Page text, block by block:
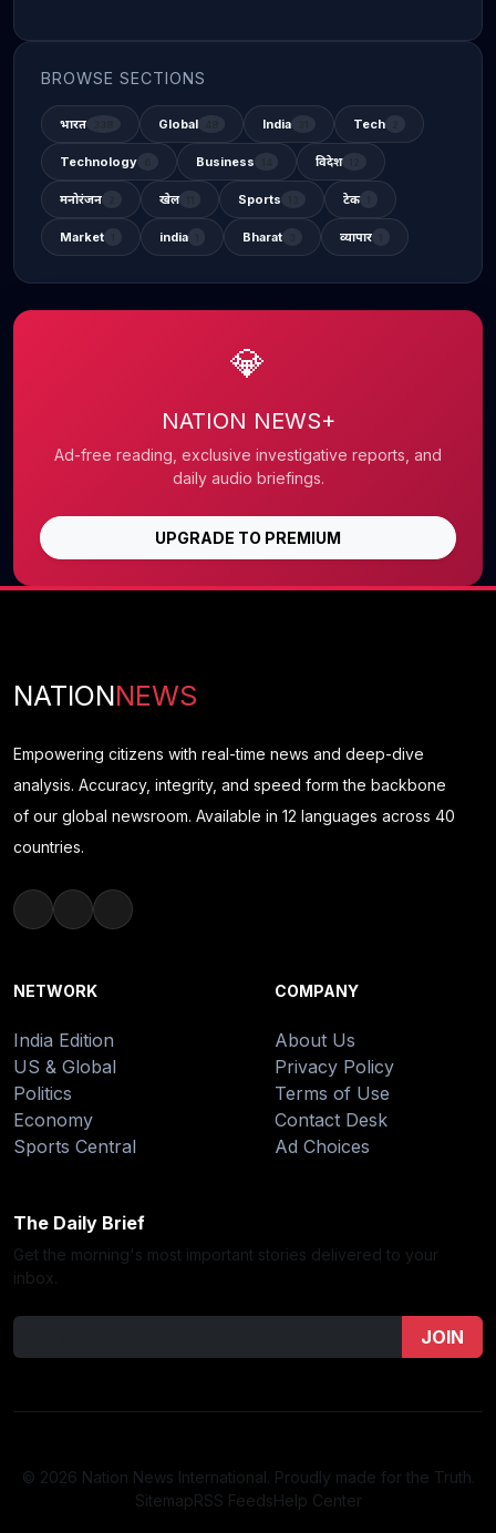
BROWSE SECTIONS
भारत Global India Tech
Technology Business विदेश
मनोरंजन खेल Sports टेक
Market india Bharat व्यापार
💎
NATION NEWS+
Ad-free reading, exclusive investigative reports, and
daily audio briefings.
UPGRADE TO PREMIUM
NATIONNEWS
Empowering citizens with real-time news and deep-dive
analysis. Accuracy, integrity, and speed form the backbone
of our global newsroom. Available in 12 languages across 40
countries.
NETWORK
India Edition
US & Global
Politics
Economy
Sports Central
COMPANY
About Us
Privacy Policy
Terms of Use
Contact Desk
Ad Choices
The Daily Brief
Get the morning's most important stories delivered to your
inbox.
JOIN
© 2026 Nation News International. Proudly made for the Truth.
SitemapRSS FeedsHelp Center